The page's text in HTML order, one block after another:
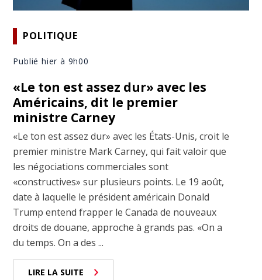
POLITIQUE
Publié hier à 9h00
«Le ton est assez dur» avec les
Américains, dit le premier
ministre Carney
«Le ton est assez dur» avec les États-Unis, croit le
premier ministre Mark Carney, qui fait valoir que
les négociations commerciales sont
«constructives» sur plusieurs points. Le 19 août,
date à laquelle le président américain Donald
Trump entend frapper le Canada de nouveaux
droits de douane, approche à grands pas. «On a
du temps. On a des ...
LIRE LA SUITE